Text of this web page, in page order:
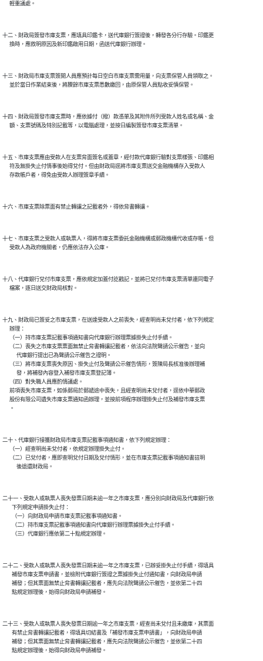
十二、財政局簽發市庫支票，應填具印鑑卡，送代庫銀行簽證後，轉發各分行存驗。印鑑更
十三、財政局市庫支票簽開人員應預計每日空白市庫支票需用量，向支票保管人員領取之。
十四、財政局簽發市庫支票時，應依據付（撥）款憑單及其附件所列受款人姓名或名稱、金
十五、市庫支票應由受款人在支票背面簽名或蓋章，經付款代庫銀行驗對支票樣張、印鑑相
      符及無掛失止付情事後始得兌付。但由財政局逕將市庫支票送交金融機構存入受款人
十七、市庫支票之受款人或執票人，得將市庫支票委託金融機構或郵政機構代收或存帳。但
十八、代庫銀行兌付市庫支票，應依規定加蓋付訖戳記，並將已兌付市庫支票清單連同電子
十九、財政局已簽妥之市庫支票，在送達受款人之前喪失，經查明尚未兌付者，依下列規定
      辦理：
      （一）持市庫支票記載事項通知書向代庫銀行辦理票據掛失止付手續。
      （二）喪失之市庫支票票面無禁止背書轉讓記載者，依法向法院聲請公示催告，並向
            代庫銀行提出已為聲請公示催告之證明。
      （三）將市庫支票喪失原因、掛失止付及聲請公示催告情形，簽陳局長核准後辦理補
            發，將補發內容登入補發市庫支票登記簿。
      （四）對失職人員應酌情議處。
      前項喪失市庫支票，如係郵局於郵遞途中喪失，且經查明尚未兌付者，逕依中華郵政
      股份有限公司遺失市庫支票通知函辦理，並按前項程序辦理掛失止付及補發市庫支票
二十、代庫銀行接獲財政局市庫支票記載事項通知書，依下列規定辦理：
      （一）經查明尚未兌付者，依規定辦理掛失止付。
      （二）已兌付者，應即查明兌付日期及兌付情形，並在市庫支票記載事項通知書註明
二十一、受款人或執票人喪失發票日期未逾一年之市庫支票，應分別向財政局及代庫銀行依
        下列規定申請掛失止付：
        （一）向財政局申請市庫支票記載事項通知書。
        （二）持市庫支票記載事項通知書向代庫銀行辦理票據掛失止付手續。
二十二、受款人或執票人喪失發票日期未逾一年之市庫支票，已辦妥掛失止付手續，得填具
        補發市庫支票申請書，並檢附代庫銀行簽證之票據掛失止付通知書，向財政局申請
        補發；但其票面無禁止背書轉讓記載者，應先向法院聲請公示催告，並依第二十四
二十三、受款人或執票人喪失發票日期逾一年之市庫支票，經查尚未兌付且未繳庫，其票面
        有禁止背書轉讓記載者，得填具切結書及「補發市庫支票申請書」，向財政局申請
        補發；但其票面無禁止背書轉讓記載者，應先向法院聲請公示催告，並依第二十四